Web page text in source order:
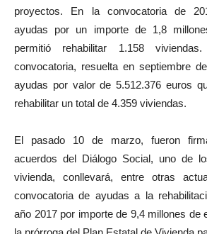
proyectos. En la convocatoria de
ayudas por un importe de 1,8
permitió rehabilitar 1.158
convocatoria, resuelta en septiembre
ayudas por valor de 5.512.376 euros
rehabilitar un total de 4.359 viviendas.
El pasado 10 de marzo, fueron
acuerdos del Diálogo Social, uno de
vivienda, conllevará, entre otras
convocatoria de ayudas a la
año 2017 por importe de 9,4 millones de